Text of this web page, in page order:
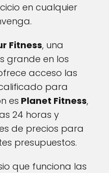
en cualquier
Fitness, una
grande en los
acceso las
para
es Planet Fitness,
24 horas y
de precios para
presupuestos.
que funciona las